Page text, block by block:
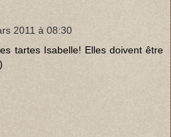
2011 à 08:30
tartes Isabelle! Elles doivent être